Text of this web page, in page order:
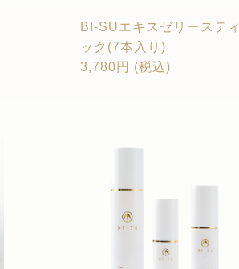
BI-SUエキスゼリースティ
ック(7本入り)
3,780円 (税込)